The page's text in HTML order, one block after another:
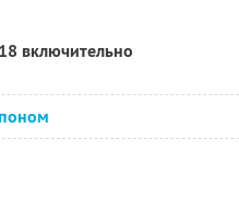
включительно